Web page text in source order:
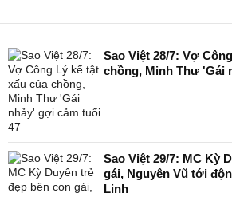
Sao Việt 28/7: Vợ
chồng, Minh Thư 'Gái
Sao Việt 29/7: MC Kỳ
gái, Nguyên Vũ tới
Linh